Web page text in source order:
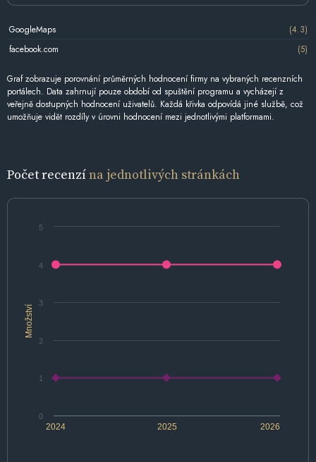
GoogleMaps
(4.3)
facebook.com
(5)
Graf zobrazuje porovnání průměrných hodnocení firmy na vybraných recenzních
portálech. Data zahrnují pouze období od spuštění programu a vycházejí z
veřejně dostupných hodnocení uživatelů. Každá křivka odpovídá jiné službě, což
umožňuje vidět rozdíly v úrovni hodnocení mezi jednotlivými platformami.
Počet recenzína jednotlivých stránkách
Množství
2024 2025 2026
0
1
2
3
4
5